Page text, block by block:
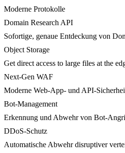
Moderne Protokolle
Domain Research API
Sofortige, genaue Entdeckung von
Object Storage
Get direct access to large files at the
Next-Gen WAF
Moderne Web-App- und API-
Bot-Management
Erkennung und Abwehr von Bot-
DDoS-Schutz
Automatische Abwehr disruptiver